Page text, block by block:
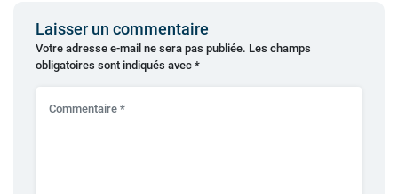
Laisser un commentaire
Votre adresse e-mail ne sera pas publiée. Les champs
obligatoires sont indiqués avec *